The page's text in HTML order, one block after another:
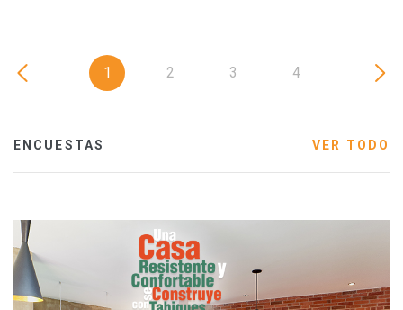
1 2 3 4
ENCUESTAS VER TODO